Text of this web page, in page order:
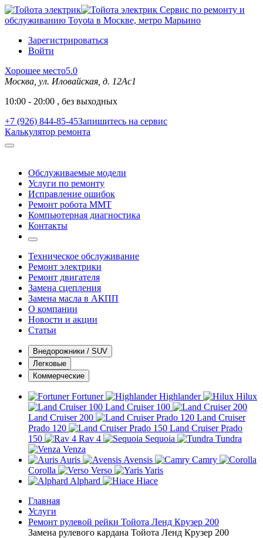
Сервис по ремонту и
обслуживанию Toyota в Москве, метро Марьино
Зарегистрироваться
Войти
Хорошее место5.0
Москва, ул. Иловайская, д. 12Ас1
10:00 - 20:00 , без выходных
+7 (926) 844-85-45Запишитесь на сервис
Калькулятор ремонта
Обслуживаемые модели
Услуги по ремонту
Исправление ошибок
Ремонт робота MMT
Компьютерная диагностика
Контакты
Техническое обслуживание
Ремонт электрики
Ремонт двигателя
Замена сцепления
Замена масла в АКПП
О компании
Новости и акции
Статьи
Внедорожники / SUV
Легковые
Коммерческие
Fortuner Highlander
Hilux
Land Cruiser 100
Land Cruiser 200
Land Cruiser
Prado 120
Land Cruiser Prado
150
Rav 4 Sequoia
Tundra
Venza
Auris
Avensis
Camry
Corolla
Verso
Yaris
Alphard
Hiace
Главная
Услуги
Ремонт рулевой рейки Тойота Ленд Крузер 200
Замена рулевого кардана Тойота Ленд Крузер 200